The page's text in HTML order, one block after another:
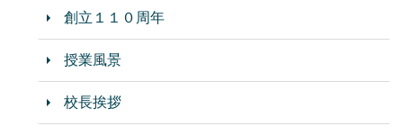
創立１１０周年
授業風景
校長挨拶